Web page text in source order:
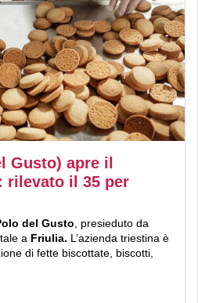
Gusto) apre il
rilevato il 35 per
del Gusto , presieduto da
a Friulia. L’azienda triestina è
di fette biscottate, biscotti,